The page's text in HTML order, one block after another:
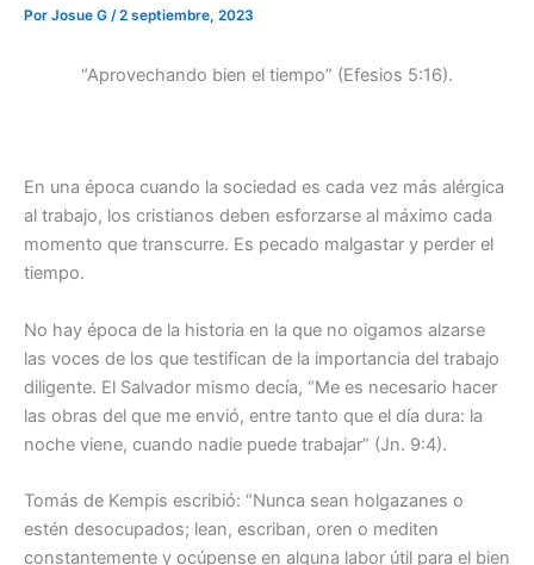
Por Josue G /2 septiembre, 2023
“Aprovechando bien el tiempo” (Efesios 5:16).
En una época cuando la sociedad es cada vez más alérgica
al trabajo, los cristianos deben esforzarse al máximo cada
momento que transcurre. Es pecado malgastar y perder el
tiempo.
No hay época de la historia en la que no oigamos alzarse
las voces de los que testifican de la importancia del trabajo
diligente. El Salvador mismo decía, “Me es necesario hacer
las obras del que me envió, entre tanto que el día dura: la
noche viene, cuando nadie puede trabajar” (Jn. 9:4).
Tomás de Kempis escribió: “Nunca sean holgazanes o
estén desocupados; lean, escriban, oren o mediten
constantemente y ocúpense en alguna labor útil para el bien